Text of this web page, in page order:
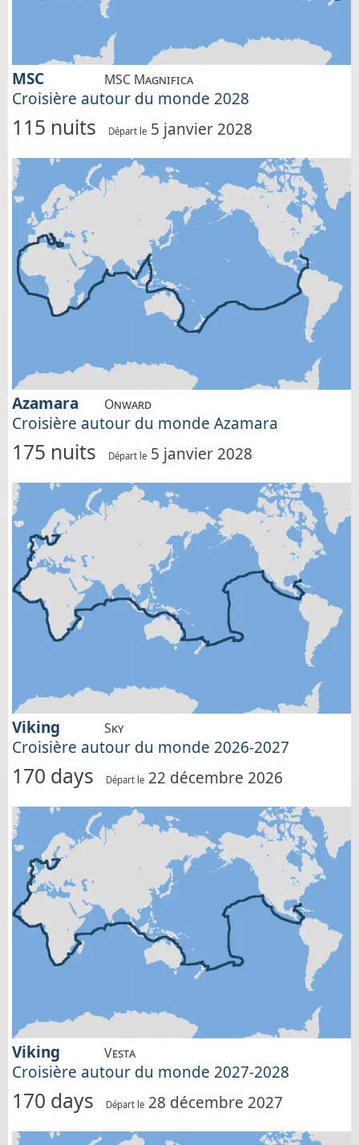
MSC MSC Magnifica
Croisière autour du monde 2028
115 nuits Départ le 5 janvier 2028
Azamara Onward
Croisière autour du monde Azamara
175 nuits Départ le 5 janvier 2028
Viking Sky
Croisière autour du monde 2026-2027
170 days Départ le 22 décembre 2026
Viking Vesta
Croisière autour du monde 2027-2028
170 days Départ le 28 décembre 2027